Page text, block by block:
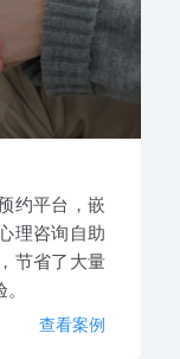
约平台，嵌
理咨询自助
节省了大量
查看案例